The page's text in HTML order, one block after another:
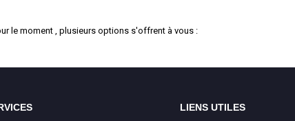
le moment , plusieurs options s'offrent à vous :
LIENS UTILES